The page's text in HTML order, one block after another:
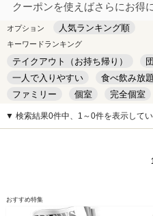
クーポンを使えばさらにお得に
オプション 人気ランキング順
キーワードランキング
テイクアウト（お持ち帰り）
一人で入りやすい
食べ飲み放題
ファミリー
個室 完全個室
キッズルーム
安い デート
▼ 検索結果0件中、1～0件を表示してい
おすすめ特集